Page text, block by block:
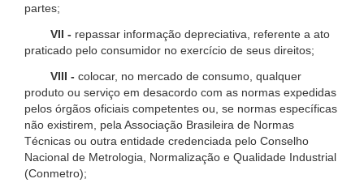
partes;
VII - repassar informação depreciativa, referente a ato
praticado pelo consumidor no exercício de seus direitos;
VIII - colocar, no mercado de consumo, qualquer
produto ou serviço em desacordo com as normas expedidas
pelos órgãos oficiais competentes ou, se normas específicas
não existirem, pela Associação Brasileira de Normas
Técnicas ou outra entidade credenciada pelo Conselho
Nacional de Metrologia, Normalização e Qualidade Industrial
(Conmetro);